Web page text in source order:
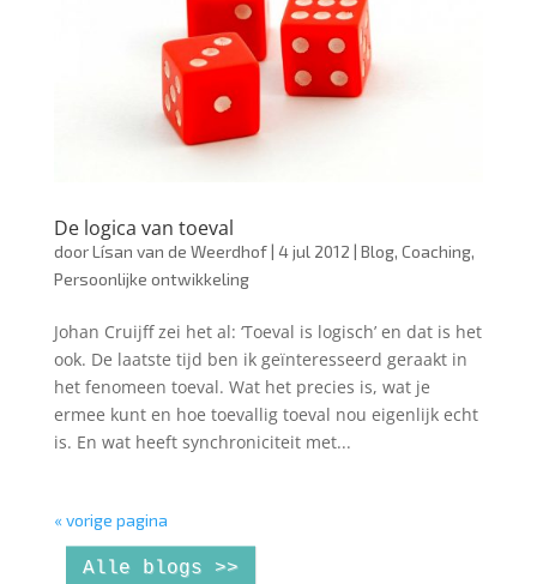
De logica van toeval
doorLísan van de Weerdhof| 4 jul 2012 | Blog, Coaching,
Persoonlijke ontwikkeling
Johan Cruijff zei het al: ‘Toeval is logisch’ en dat is het
ook. De laatste tijd ben ik geïnteresseerd geraakt in
het fenomeen toeval. Wat het precies is, wat je
ermee kunt en hoe toevallig toeval nou eigenlijk echt
is. En wat heeft synchroniciteit met...
« vorige pagina
Alle blogs >>